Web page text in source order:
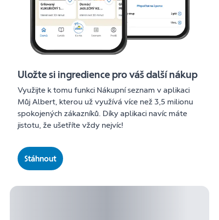
Uložte si ingredience pro váš další nákup
Využijte k tomu funkci Nákupní seznam v aplikaci
Můj Albert, kterou už využívá více než 3,5 milionu
spokojených zákazníků. Díky aplikaci navíc máte
jistotu, že ušetříte vždy nejvíc!
Stáhnout